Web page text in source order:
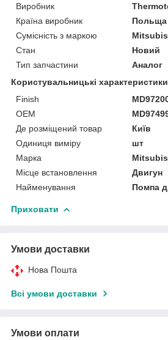
Виробник
Країна виробник
Польща
Сумісність з маркою
Стан
Новий
Тип запчастини
Аналог
Користувальницькі характеристики
Finish
OEM
Де розміщений товар
Київ
Одиниця виміру
шт
Марка
Місце встановлення
Двигун
Найменування
Помпа
Приховати
Умови доставки
Нова Пошта
Всі умови доставки
Умови оплати